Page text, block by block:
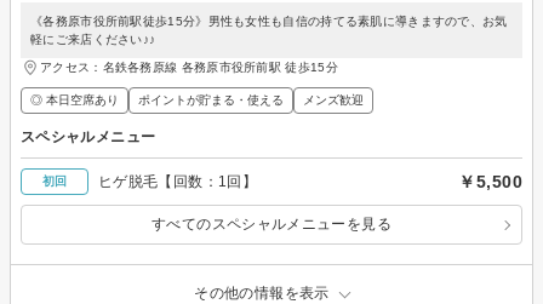
《各務原市役所前駅徒歩15分》男性も女性も自信の持てる素肌に導きますので、お気
軽にご来店ください♪♪
アクセス：名鉄各務原線 各務原市役所前駅 徒歩15分
◎ 本日空席あり ポイントが貯まる・使える メンズ歓迎
スペシャルメニュー
初回 ヒゲ脱毛【回数：1回】 ￥5,500
すべてのスペシャルメニューを見る
その他の情報を表示